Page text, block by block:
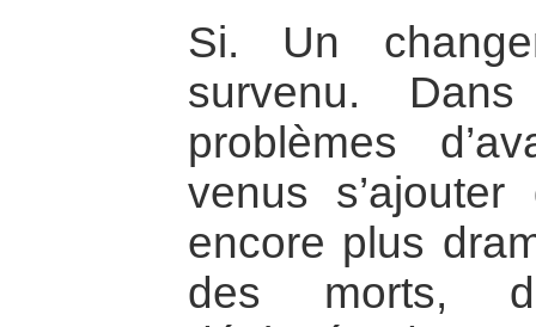
Si. Un
survenu.
problèmes
venus s’ajouter
encore plus
des morts,